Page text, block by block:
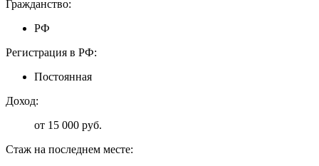
Гражданство:
РФ
Регистрация в РФ:
Постоянная
Доход:
от 15 000 руб.
Стаж на последнем месте: